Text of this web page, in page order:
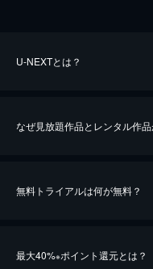
U-NEXTとは？
なぜ見放題作品とレンタル作品
無料トライアルは何が無料？
最大40%※ポイント還元とは？